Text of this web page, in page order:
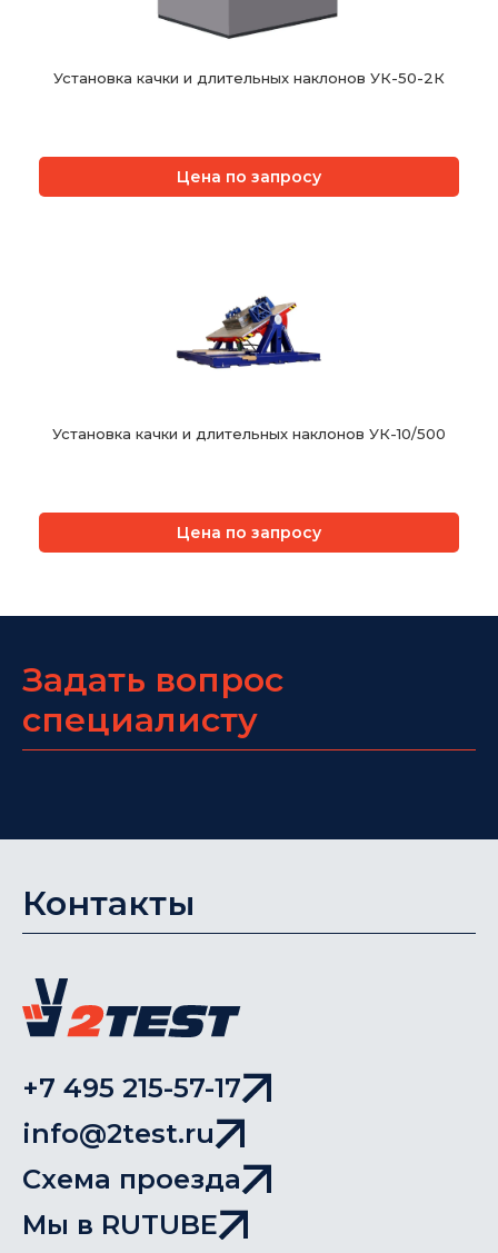
Установка качки и длительных наклонов УК-50-2К
Цена по запросу
Установка качки и длительных наклонов УК-10/500
Цена по запросу
Задать вопрос
специалисту
Контакты
+7 495 215-57-17
info@2test.ru
Схема проезда
Мы в RUTUBE